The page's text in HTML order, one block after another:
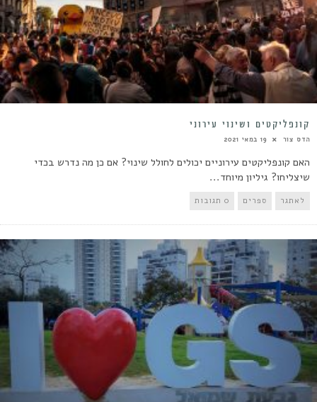
קונפליקטים ושינוי עירוני
הדס צור 19 במאי 2021
האם קונפליקטים עירוניים יכולים לחולל שינוי? אם כן מה נדרש בכדי
שיצליחו? גיליון מיוחד...
לאתגר ספרים 0 תגובות